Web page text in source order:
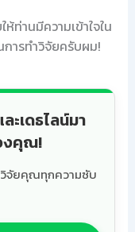
ท่านมีความเข้าใจใน
การทำวิจัยครับผม!
ะเดธไลน์มา
งคุณ!
วิจัยคุณทุกความซับ